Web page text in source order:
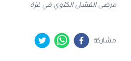
مرضى الفشل الكلوي في غزة
مشاركة